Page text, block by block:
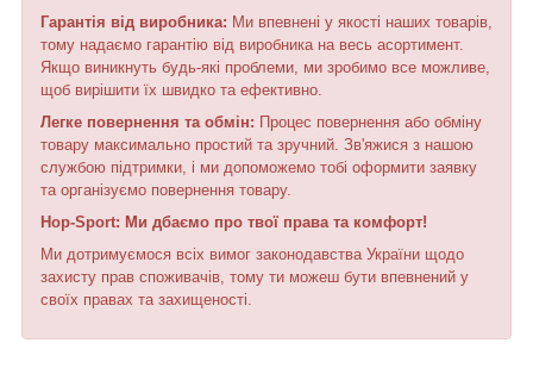
Гарантія від виробника: Ми впевнені у якості наших товарів,
тому надаємо гарантію від виробника на весь асортимент.
Якщо виникнуть будь-які проблеми, ми зробимо все можливе,
щоб вирішити їх швидко та ефективно.
Легке повернення та обмін: Процес повернення або обміну
товару максимально простий та зручний. Зв'яжися з нашою
службою підтримки, і ми допоможемо тобі оформити заявку
та організуємо повернення товару.
Hop-Sport: Ми дбаємо про твої права та комфорт!
Ми дотримуємося всіх вимог законодавства України щодо
захисту прав споживачів, тому ти можеш бути впевнений у
своїх правах та захищеності.